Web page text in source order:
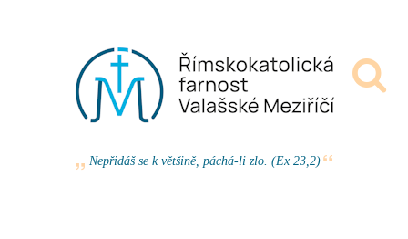
Nepřidáš se k většině, páchá-li zlo. (Ex 23,2)